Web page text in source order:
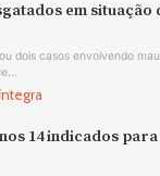
em situação
dois casos envolvendo
14 indicados